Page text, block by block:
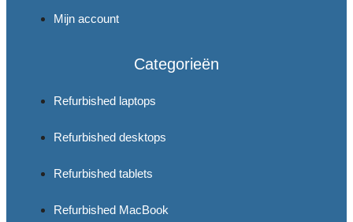
Mijn account
Categorieën
Refurbished laptops
Refurbished desktops
Refurbished tablets
Refurbished MacBook